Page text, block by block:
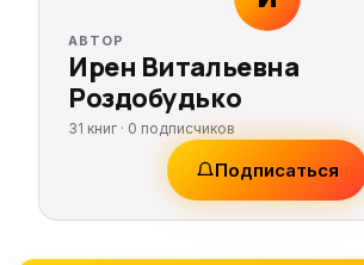
АВТОР
Ирен Витальевна
Роздобудько
31 книг · 0 подписчиков
Подписаться